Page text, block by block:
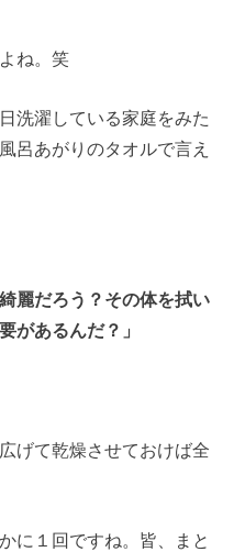
ね。笑
洗濯している家庭をみた
呂あがりのタオルで言え
麗だろう？その体を拭い
があるんだ？」
げて乾燥させておけば全
に１回ですね。皆、まと